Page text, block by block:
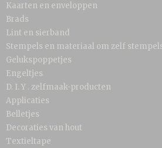
Kaarten en enveloppen
Brads
Lint en sierband
Stempels en materiaal om zelf
Gelukspoppetjes
Engeltjes
D. I. Y . zelfmaak-producten
Applicaties
Belletjes
Decoraties van hout
Textieltape